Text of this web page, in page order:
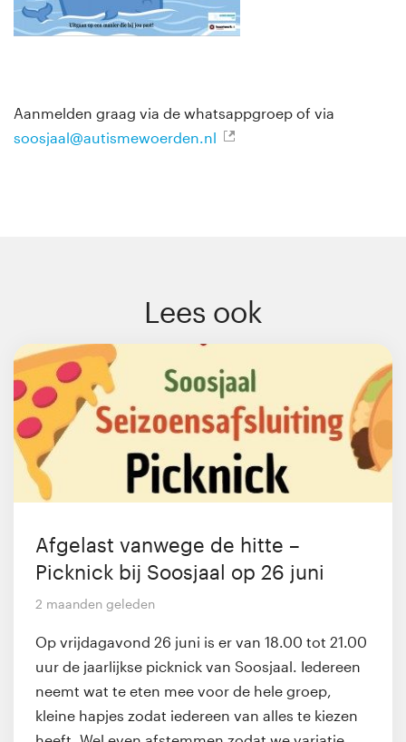
Aanmelden graag via de whatsappgroep of via
soosjaal@autismewoerden.nl
Lees ook
Afgelast vanwege de hitte –
Picknick bij Soosjaal op 26 juni
2 maanden geleden
Op vrijdagavond 26 juni is er van 18.00 tot 21.00
uur de jaarlijkse picknick van Soosjaal. Iedereen
neemt wat te eten mee voor de hele groep,
kleine hapjes zodat iedereen van alles te kiezen